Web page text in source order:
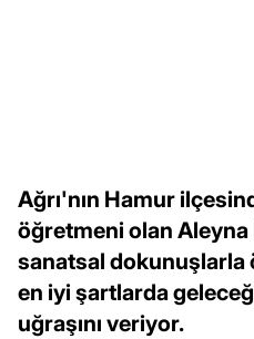
Ağrı'nın Hamur
öğretmeni olan
sanatsal dokunuşlarla
en iyi şartlarda
uğraşını veriyor.